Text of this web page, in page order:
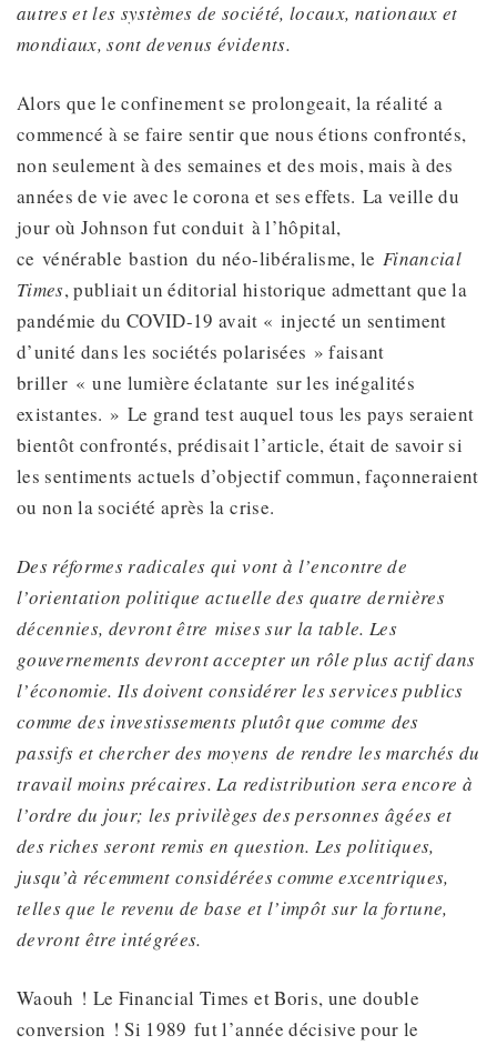
autres et les systèmes de société, locaux, nationaux et
mondiaux, sont devenus évidents.
Alors que le confinement se prolongeait, la réalité a
commencé à se faire sentir que nous étions confrontés,
non seulement à des semaines et des mois, mais à des
années de vie avec le corona et ses effets. La veille du
jour où Johnson fut conduit à l’hôpital,
ce vénérable bastion du néo-libéralisme, le Financial
Times, publiait un éditorial historique admettant que la
pandémie du COVID-19 avait « injecté un sentiment
d’unité dans les sociétés polarisées » faisant
briller « une lumière éclatante sur les inégalités
existantes. » Le grand test auquel tous les pays seraient
bientôt confrontés, prédisait l’article, était de savoir si
les sentiments actuels d’objectif commun, façonneraient
ou non la société après la crise.
Des réformes radicales qui vont à l’encontre de
l’orientation politique actuelle des quatre dernières
décennies, devront êtremisessur la table. Les
gouvernements devront accepter un rôle plus actif dans
l’économie. Ils doivent considérer les services publics
comme des investissements plutôt que comme des
passifs et chercher des moyens de rendre les marchés du
travail moins précaires. La redistribution sera encore à
l’ordre du jour; les privilèges des personnes âgées et
des riches seront remis en question. Les politiques,
jusqu’à récemment considérées comme excentriques,
telles que le revenu de base et l’impôt sur la fortune,
devront être intégrées.
Waouh ! Le Financial Times et Boris, une double
conversion ! Si 1989 fut l’année décisive pour le